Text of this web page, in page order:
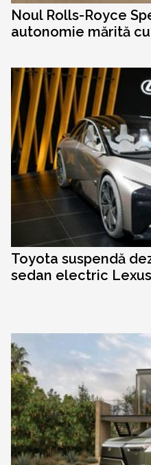
Noul Rolls-Royce
autonomie mărită cu
Toyota suspendă
sedan electric Lexus